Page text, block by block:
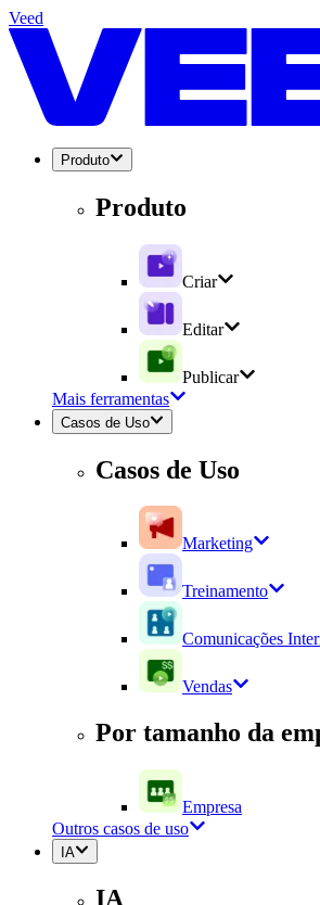
Veed
Produto
Produto
Criar
Editar
Publicar
Mais ferramentas
Casos de Uso
Casos de Uso
Marketing
Treinamento
Comunicações
Vendas
Por tamanho da
Empresa
Outros casos de uso
IA
IA